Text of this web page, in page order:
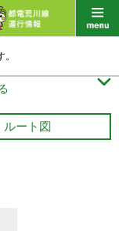

ルート図